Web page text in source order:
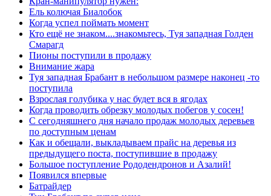
Ель колючая Биалобок
Когда успел поймать момент
Кто ещё не знаком....знакомьтесь, Туя западная Голден
Смарагд
Пионы поступили в продажу
Внимание жара
Туя западная Брабант в небольшом размере наконец -то
поступила
Взрослая голубика у нас будет вся в ягодах
Когда проводить обрезку молодых побегов у сосен!
С сегодняшнего дня начало продаж молодых деревьев
по доступным ценам
Как и обещали, выкладываем прайс на деревья из
предыдущего поста, поступившие в продажу
Большое поступление Рододендронов и Азалий!
Появился впервые
Батрайдер